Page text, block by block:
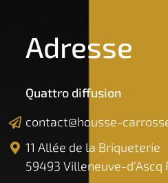
Adresse
Quattro diffusion
11 Allée de la Briqueterie
59493 Villeneuve-d’Ascq